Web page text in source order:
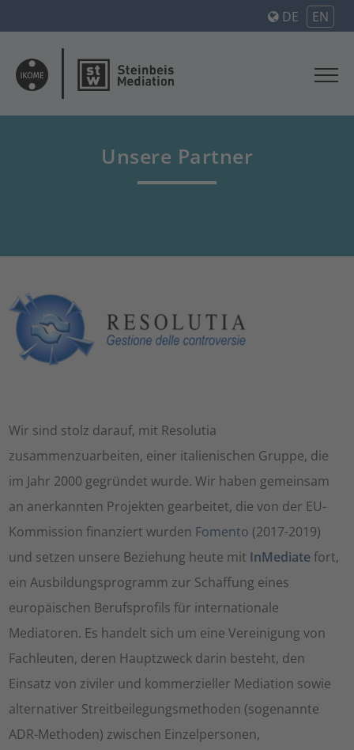
DE EN
Unsere Partner
Wir sind stolz darauf, mit Resolutia
zusammenzuarbeiten, einer italienischen Gruppe, die
im Jahr 2000 gegründet wurde. Wir haben gemeinsam
an anerkannten Projekten gearbeitet, die von der EU-
Kommission finanziert wurden Fomento (2017-2019)
und setzen unsere Beziehung heute mit InMediatefort,
ein Ausbildungsprogramm zur Schaffung eines
europäischen Berufsprofils für internationale
Mediatoren. Es handelt sich um eine Vereinigung von
Fachleuten, deren Hauptzweck darin besteht, den
Einsatz von ziviler und kommerzieller Mediation sowie
alternativer Streitbeilegungsmethoden (sogenannte
ADR-Methoden) zwischen Einzelpersonen,